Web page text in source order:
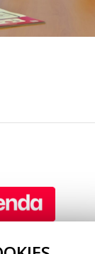
Nostrum 67